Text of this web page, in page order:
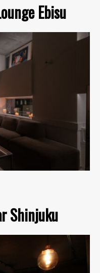
Ebisu
Shinjuku